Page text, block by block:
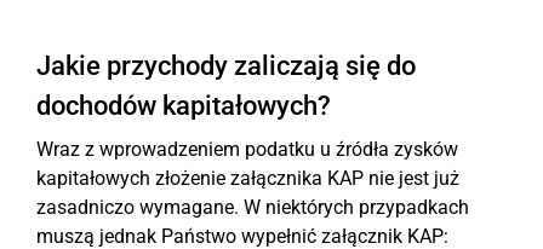
Jakie przychody zaliczają się do
dochodów kapitałowych?
Wraz z wprowadzeniem podatku u źródła zysków
kapitałowych złożenie załącznika KAP nie jest już
zasadniczo wymagane. W niektórych przypadkach
muszą jednak Państwo wypełnić załącznik KAP: